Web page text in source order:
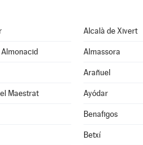
Alcalà de Xivert
Almassora
Arañuel
Maestrat Ayódar
Benafigos
Betxí